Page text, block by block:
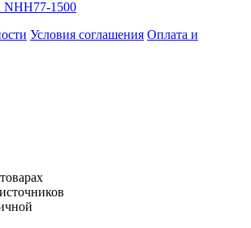
NHH77-1500
Условия соглашения Оплата и